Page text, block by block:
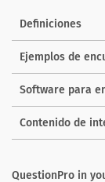
Definiciones
Ejemplos de
Software para
Contenido de
QuestionPro in